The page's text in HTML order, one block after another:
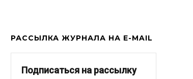
РАССЫЛКА ЖУРНАЛА НА E-MAIL
Подписаться на рассылку